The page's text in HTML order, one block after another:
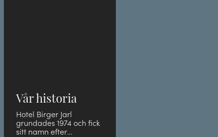
Vår historia
Hotel Birger Jarl
grundades 1974 och fick
sitt namn efter